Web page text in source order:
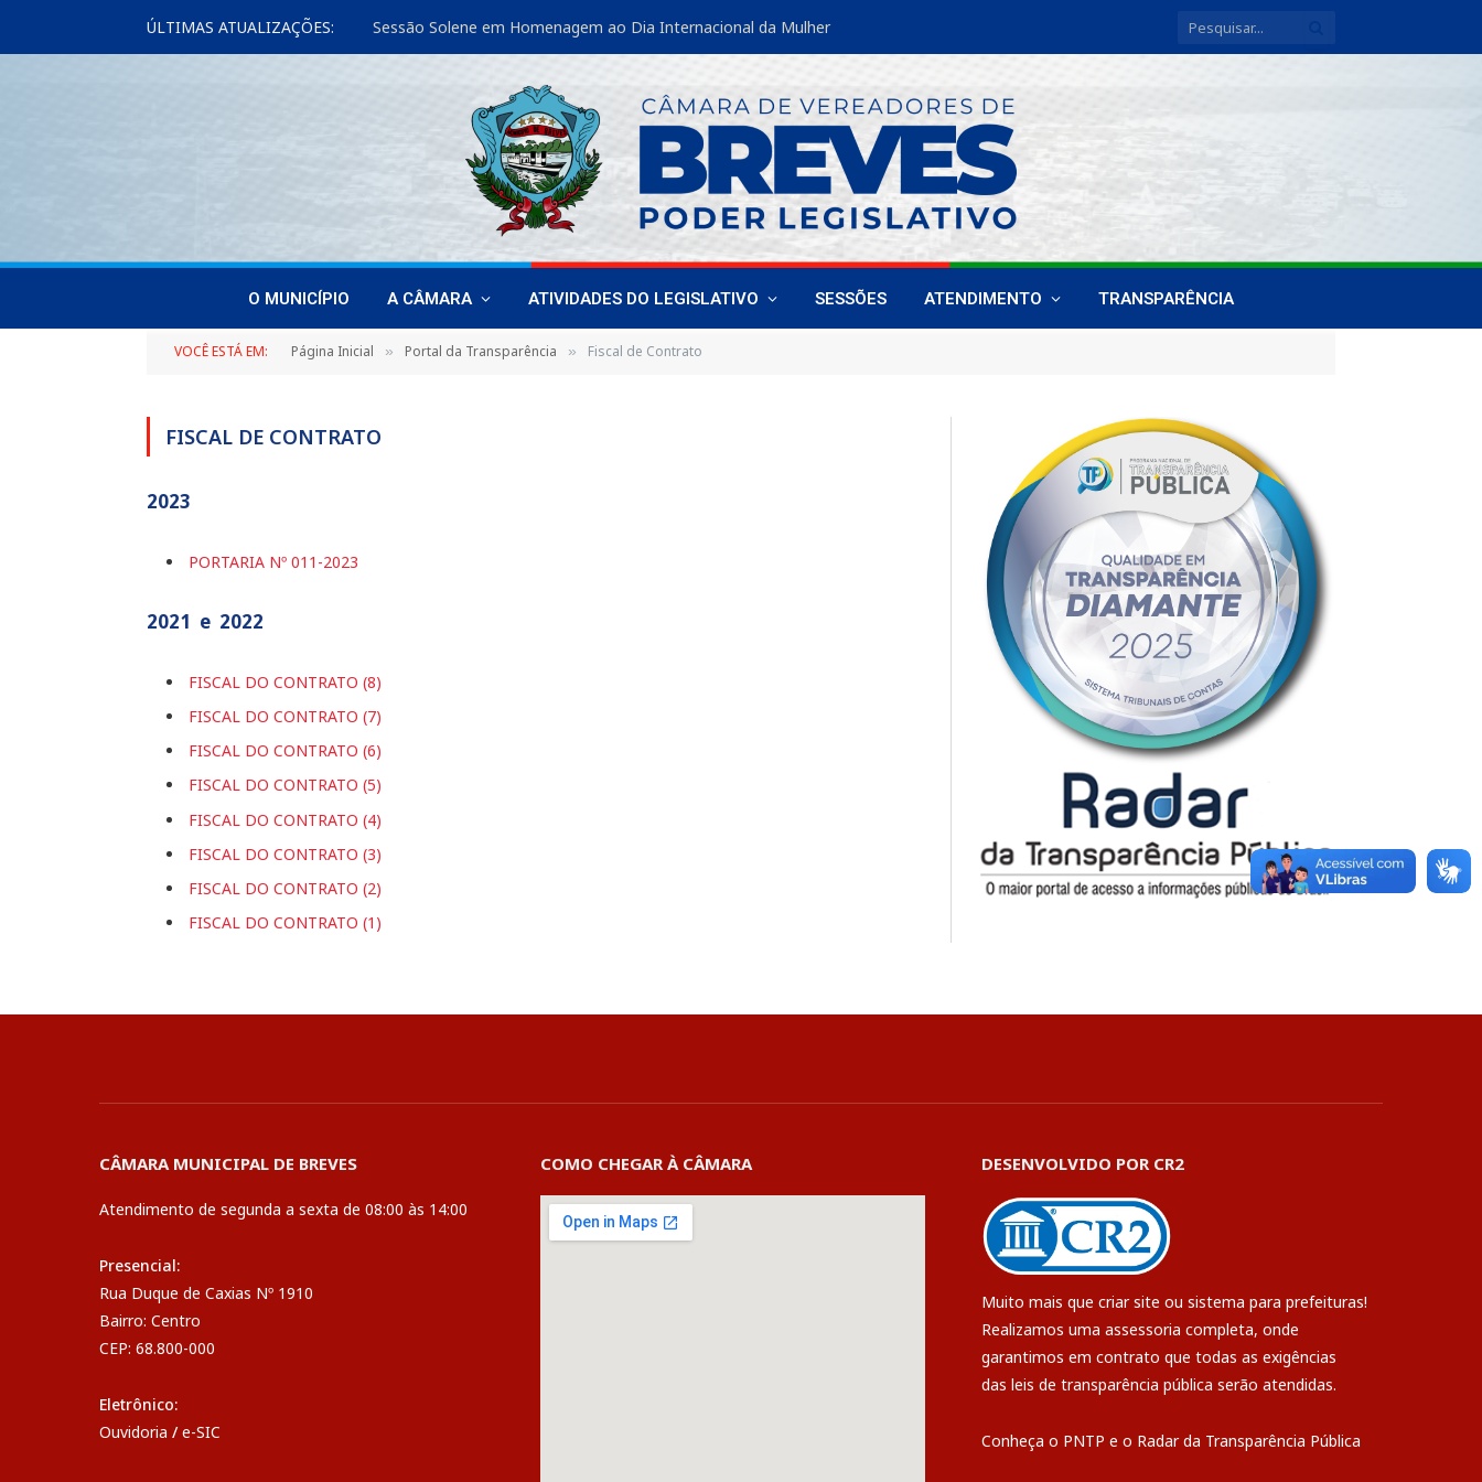
ÚLTIMAS ATUALIZAÇÕES: Sessão Solene em Homenagem ao Dia Internacional da Mulher
O MUNICÍPIO A CÂMARA ATIVIDADES DO LEGISLATIVO SESSÕES ATENDIMENTO TRANSPARÊNCIA
VOCÊ ESTÁ EM: Página Inicial » Portal da Transparência » Fiscal de Contrato
FISCAL DE CONTRATO
2023
PORTARIA Nº 011-2023
2021 e 2022
FISCAL DO CONTRATO (8)
FISCAL DO CONTRATO (7)
FISCAL DO CONTRATO (6)
FISCAL DO CONTRATO (5)
FISCAL DO CONTRATO (4)
FISCAL DO CONTRATO (3)
FISCAL DO CONTRATO (2)
FISCAL DO CONTRATO (1)
CÂMARA MUNICIPAL DE BREVES
Atendimento de segunda a sexta de 08:00 às 14:00
Presencial:
Rua Duque de Caxias Nº 1910
Bairro: Centro
CEP: 68.800-000
Eletrônico:
Ouvidoria / e-SIC
COMO CHEGAR À CÂMARA DESENVOLVIDO POR CR2
Muito mais que criar site ou sistema para prefeituras!
Realizamos uma assessoria completa, onde
garantimos em contrato que todas as exigências
das leis de transparência pública serão atendidas.
Conheça o PNTP e o Radar da Transparência Pública